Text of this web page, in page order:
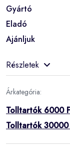
Gyártó
Eladó
Ajánljuk
Részletek
Árkategória:
Tolltartók 6000
Tolltartók